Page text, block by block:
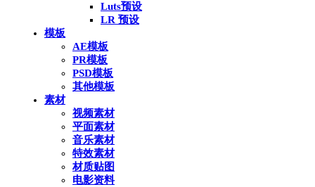
Luts预设
LR 预设
模板
AE模板
PR模板
PSD模板
其他模板
素材
视频素材
平面素材
音乐素材
特效素材
材质贴图
电影资料